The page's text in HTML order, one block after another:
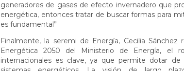
generadores de gases de efecto invernadero que
energética, entonces tratar de buscar formas para
es fundamental”
Finalmente, la seremi de Energía, Cecilia
Energética 2050 del Ministerio de Energía, el
internacionales es clave, ya que permite dotar